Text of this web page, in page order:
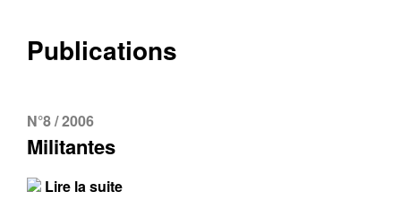
Publications
N°8 / 2006
Militantes
Lire la suite